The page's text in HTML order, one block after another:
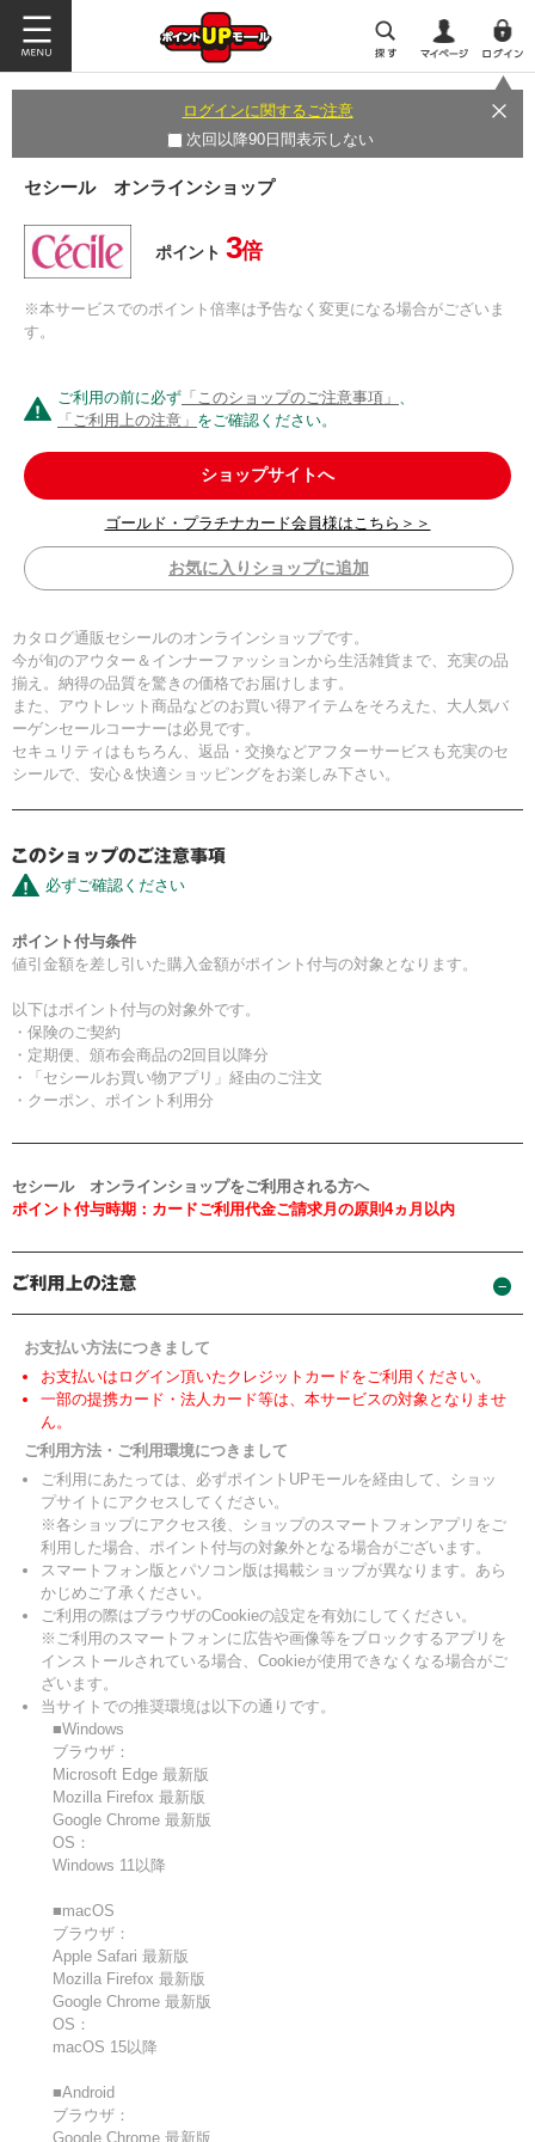
ログインに関するご注意
次回以降90日間表示しない
セシール オンラインショップ
ポイント 3倍
※本サービスでのポイント倍率は予告なく変更になる場合がございま
す。
ご利用の前に必ず 「このショップのご注意事項」 、
「ご利用上の注意」 をご確認ください。
ショップサイトへ
ゴールド・プラチナカード会員様はこちら＞＞
お気に入りショップに追加
カタログ通販セシールのオンラインショップです。
今が旬のアウター＆インナーファッションから生活雑貨まで、充実の品
揃え。納得の品質を驚きの価格でお届けします。
また、アウトレット商品などのお買い得アイテムをそろえた、大人気バ
ーゲンセールコーナーは必見です。
セキュリティはもちろん、返品・交換などアフターサービスも充実のセ
シールで、安心＆快適ショッピングをお楽しみ下さい。
必ずご確認ください
ポイント付与条件
値引金額を差し引いた購入金額がポイント付与の対象となります。
以下はポイント付与の対象外です。
・保険のご契約
・定期便、頒布会商品の2回目以降分
・「セシールお買い物アプリ」経由のご注文
・クーポン、ポイント利用分
セシール オンラインショップをご利用される方へ
ポイント付与時期：カードご利用代金ご請求月の原則4ヵ月以内
お支払い方法につきまして
お支払いはログイン頂いたクレジットカードをご利用ください。
一部の提携カード・法人カード等は、本サービスの対象となりませ
ん。
ご利用方法・ご利用環境につきまして
ご利用にあたっては、必ずポイントUPモールを経由して、ショッ
プサイトにアクセスしてください。
※各ショップにアクセス後、ショップのスマートフォンアプリをご
利用した場合、ポイント付与の対象外となる場合がございます。
スマートフォン版とパソコン版は掲載ショップが異なります。あら
かじめご了承ください。
ご利用の際はブラウザのCookieの設定を有効にしてください。
※ご利用のスマートフォンに広告や画像等をブロックするアプリを
インストールされている場合、Cookieが使用できなくなる場合がご
ざいます。
当サイトでの推奨環境は以下の通りです。
■Windows
ブラウザ：
Microsoft Edge 最新版
Mozilla Firefox 最新版
Google Chrome 最新版
OS：
Windows 11以降
■macOS
ブラウザ：
Apple Safari 最新版
Mozilla Firefox 最新版
Google Chrome 最新版
OS：
macOS 15以降
■Android
ブラウザ：
Google Chrome 最新版